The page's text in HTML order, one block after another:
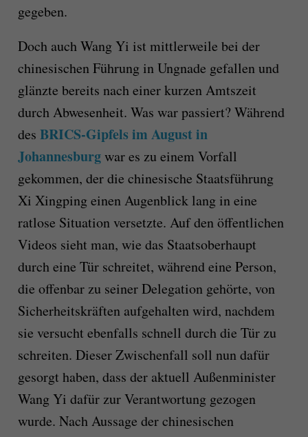
gegeben.
Doch auch Wang Yi ist mittlerweile bei der
chinesischen Führung in Ungnade gefallen und
glänzte bereits nach einer kurzen Amtszeit
durch Abwesenheit. Was war passiert? Während
des BRICS-Gipfels im August in
Johannesburgwar es zu einem Vorfall
gekommen, der die chinesische Staatsführung
Xi Xingping einen Augenblick lang in eine
ratlose Situation versetzte. Auf den öffentlichen
Videos sieht man, wie das Staatsoberhaupt
durch eine Tür schreitet, während eine Person,
die offenbar zu seiner Delegation gehörte, von
Sicherheitskräften aufgehalten wird, nachdem
sie versucht ebenfalls schnell durch die Tür zu
schreiten. Dieser Zwischenfall soll nun dafür
gesorgt haben, dass der aktuell Außenminister
Wang Yi dafür zur Verantwortung gezogen
wurde. Nach Aussage der chinesischen